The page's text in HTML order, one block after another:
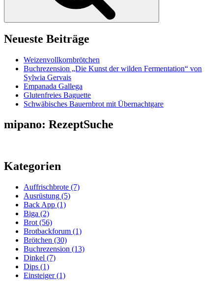
Neueste Beiträge
Weizenvollkornbrötchen
Buchrezension „Die Kunst der wilden Fermentation“ von
Sylwia Gervais
Empanada Gallega
Glutenfreies Baguette
Schwäbisches Bauernbrot mit Übernachtgare
mipano: RezeptSuche
Kategorien
Auffrischbrote (7)
Ausrüstung (5)
Back App (1)
Biga (2)
Brot (56)
Brotbackforum (1)
Brötchen (30)
Buchrezension (13)
Dinkel (7)
Dips (1)
Einsteiger(1)